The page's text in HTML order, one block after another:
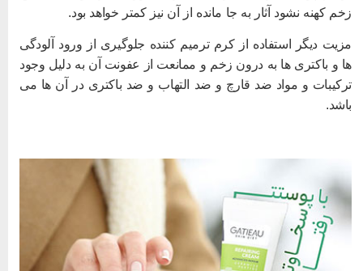
کهنه نشود آثار به جا مانده از آن نیز کمتر خواهد بود.
دیگر استفاده از کرم ترمیم کننده جلوگیری از ورود آلودگی
و باکتری ها به درون زخم و ممانعت از عفونت آن به دلیل وجود
و مواد ضد قارچ و ضد التهاب و ضد باکتری در آن ها می